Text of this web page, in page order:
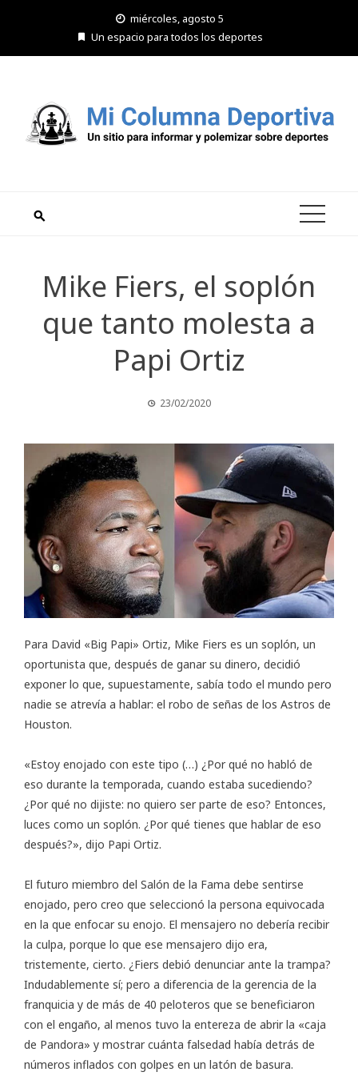
miércoles, agosto 5
Un espacio para todos los deportes
Mike Fiers, el soplón
que tanto molesta a
Papi Ortiz
23/02/2020
Para David «Big Papi» Ortiz, Mike Fiers es un soplón, un
oportunista que, después de ganar su dinero, decidió
exponer lo que, supuestamente, sabía todo el mundo pero
nadie se atrevía a hablar: el robo de señas de los Astros de
Houston.
«Estoy enojado con este tipo (…) ¿Por qué no habló de
eso durante la temporada, cuando estaba sucediendo?
¿Por qué no dijiste: no quiero ser parte de eso? Entonces,
luces como un soplón. ¿Por qué tienes que hablar de eso
después?», dijo Papi Ortiz.
El futuro miembro del Salón de la Fama debe sentirse
enojado, pero creo que seleccionó la persona equivocada
en la que enfocar su enojo. El mensajero no debería recibir
la culpa, porque lo que ese mensajero dijo era,
tristemente, cierto. ¿Fiers debió denunciar ante la trampa?
Indudablemente sí; pero a diferencia de la gerencia de la
franquicia y de más de 40 peloteros que se beneficiaron
con el engaño, al menos tuvo la entereza de abrir la «caja
de Pandora» y mostrar cuánta falsedad había detrás de
números inflados con golpes en un latón de basura.